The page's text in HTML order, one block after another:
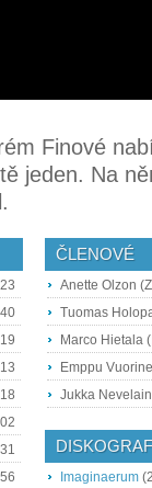
Finové
jeden. Na
ČLENOVÉ
Anette Olzon
Tuomas
Marco Hietala
Emppu
Jukka
Imaginaerum